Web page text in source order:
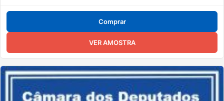
Comprar
VER AMOSTRA